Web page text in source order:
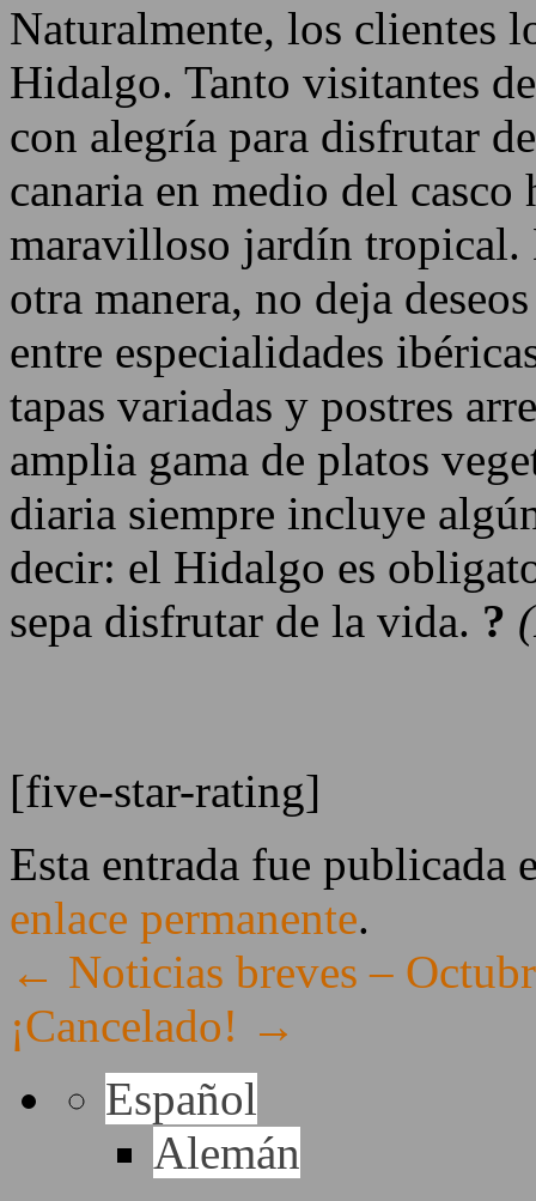
Naturalmente, los clientes
Hidalgo. Tanto visitantes
con alegría para disfrutar
canaria en medio del
maravilloso jardín tropical.
otra manera, no deja
entre especialidades
tapas variadas y postres
amplia gama de platos
diaria siempre incluye
decir: el Hidalgo es
sepa disfrutar de la vida. ?
[five-star-rating]
Esta entrada fue publicada
enlace permanente.
← Noticias breves –
¡Cancelado! →
Español
Alemán